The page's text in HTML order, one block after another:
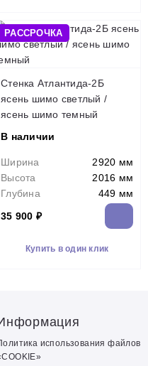
РАССРОЧКА
Стенка Атлантида-2Б
ясень шимо светлый /
ясень шимо темный
В наличии
Ширина
2920 мм
Высота
2016 мм
Глубина
449 мм
35 900 ₽
Купить в один клик
использования файлов